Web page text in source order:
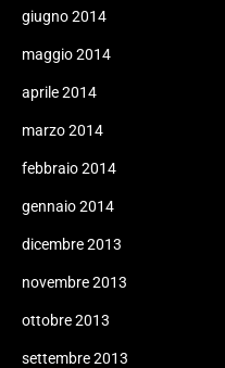
giugno 2014
maggio 2014
aprile 2014
marzo 2014
febbraio 2014
gennaio 2014
dicembre 2013
novembre 2013
ottobre 2013
settembre 2013